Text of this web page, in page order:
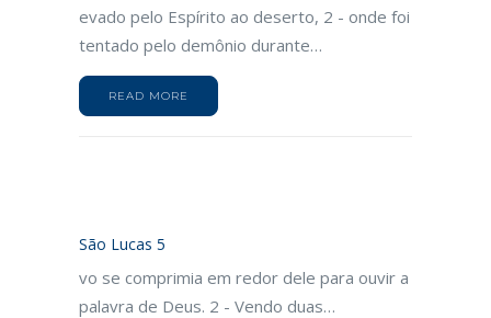
evado pelo Espírito ao deserto, 2 - onde foi
tentado pelo demônio durante…
READ MORE
São Lucas 5
vo se comprimia em redor dele para ouvir a
palavra de Deus. 2 - Vendo duas…